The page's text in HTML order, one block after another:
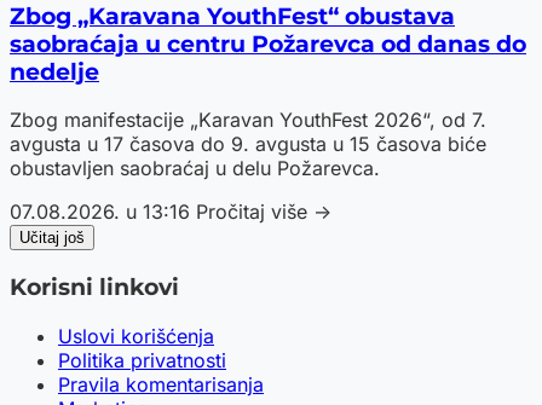
Zbog „Karavana YouthFest“ obustava
saobraćaja u centru Požarevca od danas do
nedelje
Zbog manifestacije „Karavan YouthFest 2026“, od 7.
avgusta u 17 časova do 9. avgusta u 15 časova biće
obustavljen saobraćaj u delu Požarevca.
07.08.2026. u 13:16 Pročitaj više →
Učitaj još
Korisni linkovi
Uslovi korišćenja
Politika privatnosti
Pravila komentarisanja